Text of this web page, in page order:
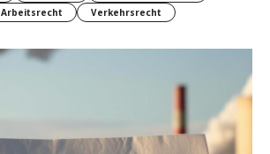
Arbeitsrecht Verkehrsrecht